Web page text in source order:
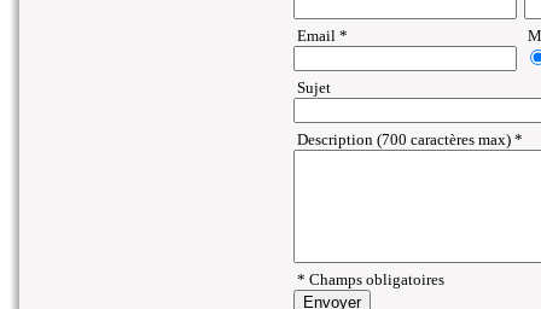
Email *
Sujet
Description (700 caractères max) *
* Champs obligatoires